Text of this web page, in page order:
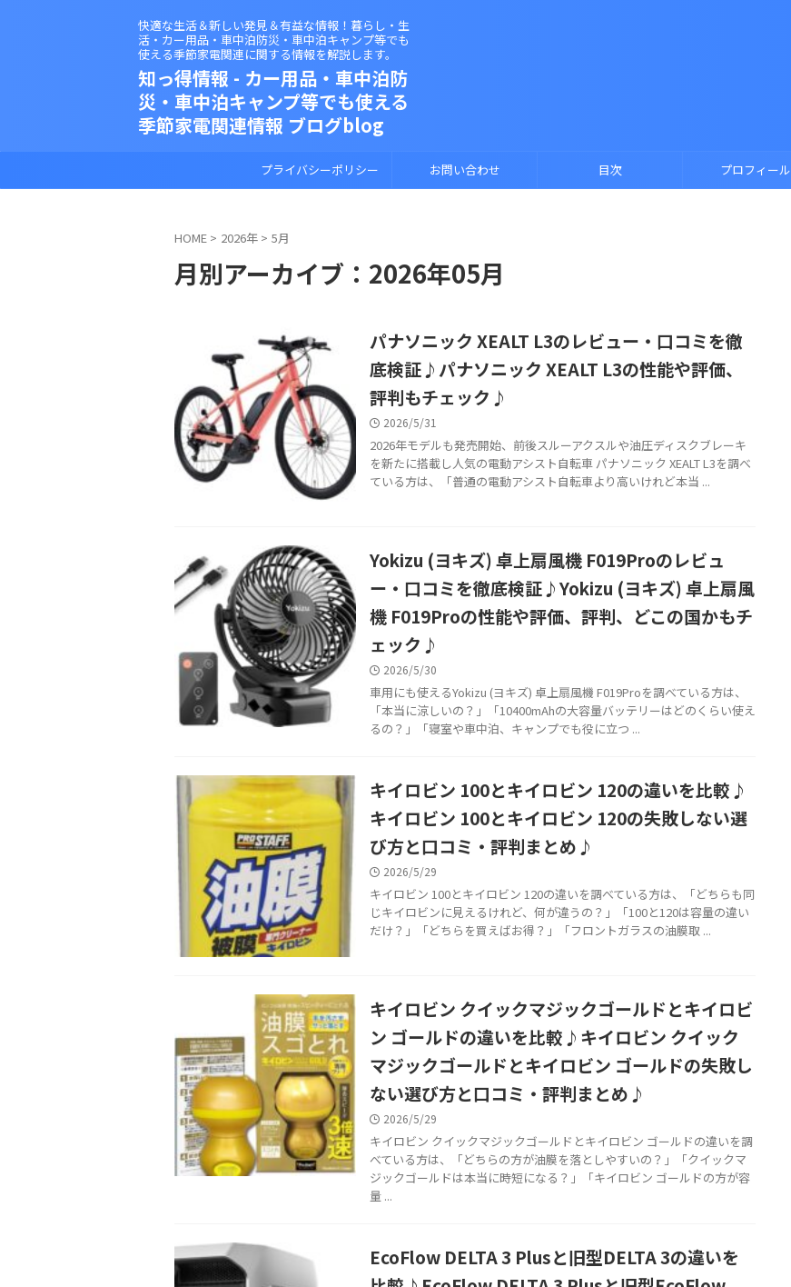
快適な生活＆新しい発見＆有益な情報！暮らし・生
活・カー用品・車中泊防災・車中泊キャンプ等でも
使える季節家電関連に関する情報を解説します。
知っ得情報 - カー用品・車中泊防
災・車中泊キャンプ等でも使える
季節家電関連情報 ブログblog
プライバシーポリシー お問い合わせ 目次 プロフィール
HOME > 2026年 > 5月
月別アーカイブ：2026年05月
パナソニック XEALT L3のレビュー・口コミを徹
底検証♪パナソニック XEALT L3の性能や評価、
評判もチェック♪
2026/5/31
2026年モデルも発売開始、前後スルーアクスルや油圧ディスクブレーキ
を新たに搭載し人気の電動アシスト自転車 パナソニック XEALT L3を調べ
ている方は、「普通の電動アシスト自転車より高いけれど本当 ...
Yokizu (ヨキズ) 卓上扇風機 F019Proのレビュ
ー・口コミを徹底検証♪Yokizu (ヨキズ) 卓上扇風
機 F019Proの性能や評価、評判、どこの国かもチ
ェック♪
2026/5/30
車用にも使えるYokizu (ヨキズ) 卓上扇風機 F019Proを調べている方は、
「本当に涼しいの？」「10400mAhの大容量バッテリーはどのくらい使え
るの？」「寝室や車中泊、キャンプでも役に立つ ...
キイロビン 100とキイロビン 120の違いを比較♪
キイロビン 100とキイロビン 120の失敗しない選
び方と口コミ・評判まとめ♪
2026/5/29
キイロビン 100とキイロビン 120の違いを調べている方は、「どちらも同
じキイロビンに見えるけれど、何が違うの？」「100と120は容量の違い
だけ？」「どちらを買えばお得？」「フロントガラスの油膜取 ...
キイロビン クイックマジックゴールドとキイロビ
ン ゴールドの違いを比較♪キイロビン クイック
マジックゴールドとキイロビン ゴールドの失敗し
ない選び方と口コミ・評判まとめ♪
2026/5/29
キイロビン クイックマジックゴールドとキイロビン ゴールドの違いを調
べている方は、「どちらの方が油膜を落としやすいの？」「クイックマ
ジックゴールドは本当に時短になる？」「キイロビン ゴールドの方が容
量 ...
EcoFlow DELTA 3 Plusと旧型DELTA 3の違いを